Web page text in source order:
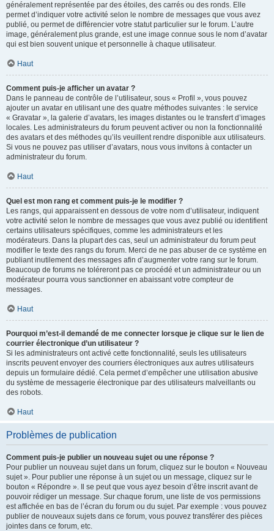
généralement représentée par des étoiles, des carrés ou des ronds. Elle
permet d’indiquer votre activité selon le nombre de messages que vous avez
publié, ou permet de différencier votre statut particulier sur le forum. L’autre
image, généralement plus grande, est une image connue sous le nom d’avatar
qui est bien souvent unique et personnelle à chaque utilisateur.
Haut
Comment puis-je afficher un avatar ?
Dans le panneau de contrôle de l’utilisateur, sous « Profil », vous pouvez
ajouter un avatar en utilisant une des quatre méthodes suivantes : le service
« Gravatar », la galerie d’avatars, les images distantes ou le transfert d’images
locales. Les administrateurs du forum peuvent activer ou non la fonctionnalité
des avatars et des méthodes qu’ils veuillent rendre disponible aux utilisateurs.
Si vous ne pouvez pas utiliser d’avatars, nous vous invitons à contacter un
administrateur du forum.
Haut
Quel est mon rang et comment puis-je le modifier ?
Les rangs, qui apparaissent en dessous de votre nom d’utilisateur, indiquent
votre activité selon le nombre de messages que vous avez publié ou identifient
certains utilisateurs spécifiques, comme les administrateurs et les
modérateurs. Dans la plupart des cas, seul un administrateur du forum peut
modifier le texte des rangs du forum. Merci de ne pas abuser de ce système en
publiant inutilement des messages afin d’augmenter votre rang sur le forum.
Beaucoup de forums ne toléreront pas ce procédé et un administrateur ou un
modérateur pourra vous sanctionner en abaissant votre compteur de
messages.
Haut
Pourquoi m’est-il demandé de me connecter lorsque je clique sur le lien de
courrier électronique d’un utilisateur ?
Si les administrateurs ont activé cette fonctionnalité, seuls les utilisateurs
inscrits peuvent envoyer des courriers électroniques aux autres utilisateurs
depuis un formulaire dédié. Cela permet d’empêcher une utilisation abusive
du système de messagerie électronique par des utilisateurs malveillants ou
des robots.
Haut
Problèmes de publication
Comment puis-je publier un nouveau sujet ou une réponse ?
Pour publier un nouveau sujet dans un forum, cliquez sur le bouton « Nouveau
sujet ». Pour publier une réponse à un sujet ou un message, cliquez sur le
bouton « Répondre ». Il se peut que vous ayez besoin d’être inscrit avant de
pouvoir rédiger un message. Sur chaque forum, une liste de vos permissions
est affichée en bas de l’écran du forum ou du sujet. Par exemple : vous pouvez
publier de nouveaux sujets dans ce forum, vous pouvez transférer des pièces
jointes dans ce forum, etc.